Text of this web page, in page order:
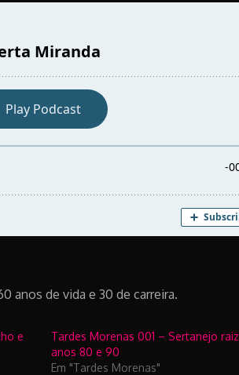
anos de vida e 30 de carreira.
e
Tardes Morenas 001 – Sertanejo raiz
anos 80 e 90
Em "Tardes Morenas"